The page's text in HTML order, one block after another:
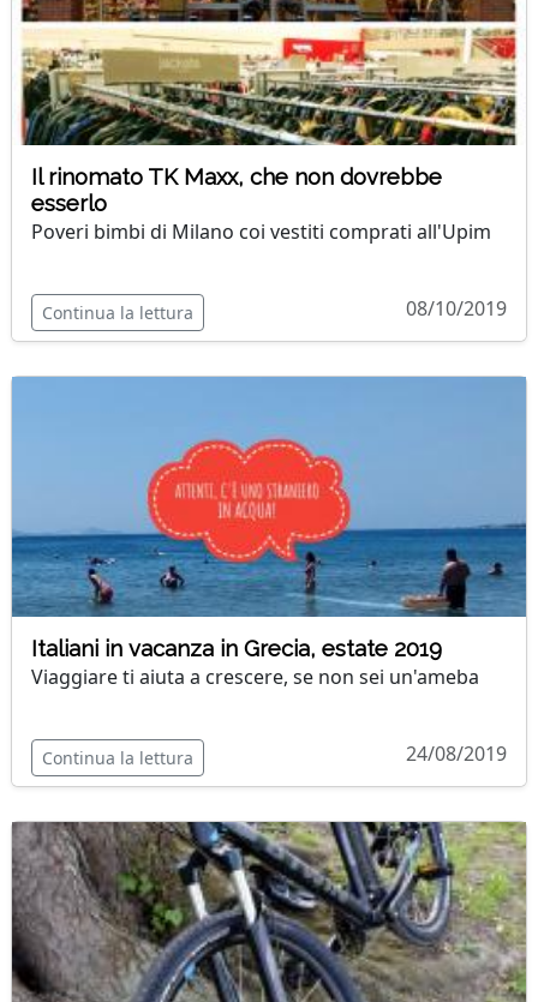
Il rinomato TK Maxx, che non dovrebbe
esserlo
Poveri bimbi di Milano coi vestiti comprati all'Upim
Continua la lettura 08/10/2019
Italiani in vacanza in Grecia, estate 2019
Viaggiare ti aiuta a crescere, se non sei un'ameba
Continua la lettura 24/08/2019